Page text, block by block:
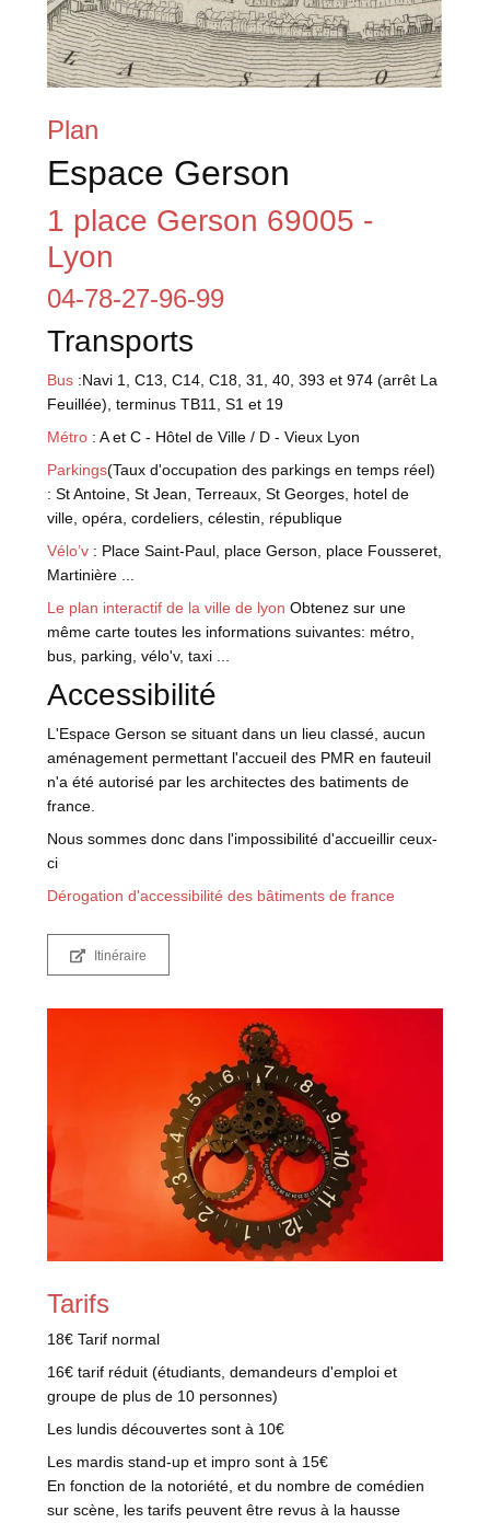
Plan
Espace Gerson
1 place Gerson 69005 -
Lyon
04-78-27-96-99
Transports
Bus :Navi 1, C13, C14, C18, 31, 40, 393 et 974 (arrêt La
Feuillée), terminus TB11, S1 et 19
Métro : A et C - Hôtel de Ville / D - Vieux Lyon
Parkings(Taux d'occupation des parkings en temps réel)
: St Antoine, St Jean, Terreaux, St Georges, hotel de
ville, opéra, cordeliers, célestin, république
Vélo’v : Place Saint-Paul, place Gerson, place Fousseret,
Martinière ...
Le plan interactif de la ville de lyon Obtenez sur une
même carte toutes les informations suivantes: métro,
bus, parking, vélo'v, taxi ...
Accessibilité
L'Espace Gerson se situant dans un lieu classé, aucun
aménagement permettant l'accueil des PMR en fauteuil
n'a été autorisé par les architectes des batiments de
france.
Nous sommes donc dans l'impossibilité d'accueillir ceux-
ci
Dérogation d'accessibilité des bâtiments de france
Itinéraire
Tarifs
18€ Tarif normal
16€ tarif réduit (étudiants, demandeurs d'emploi et
groupe de plus de 10 personnes)
Les lundis découvertes sont à 10€
Les mardis stand-up et impro sont à 15€
En fonction de la notoriété, et du nombre de comédien
sur scène, les tarifs peuvent être revus à la hausse